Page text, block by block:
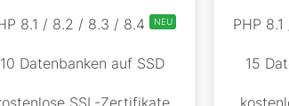
8.1 / 8.2 / 8.3 / 8.4 NEU
10 Datenbanken auf SSD
SSL-Zertifikate
PHP
15